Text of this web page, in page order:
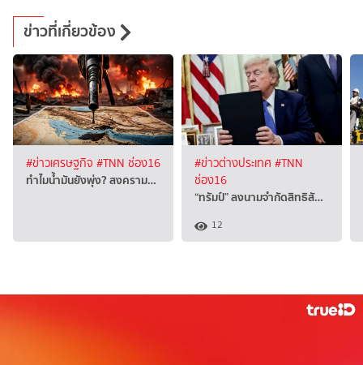
ข่าวที่เกี่ยวข้อง
#ข่าวเศรษฐกิจ #TNN ช่อง16
ทำไมน้ำมันยังพุ่ง? สงคราม…
#ข่าวต่างประเทศ #TNN
ช่อง16
“ทรัมป์” ลงนามจำกัดสิทธิสั…
12